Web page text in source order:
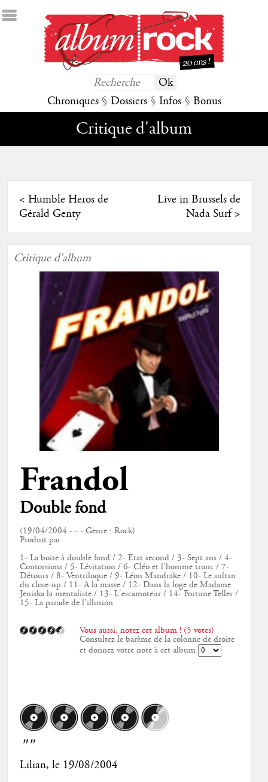
Chroniques § Dossiers § Infos § Bonus
Critique d'album
< Humble Heros de
Gérald Genty
Live in Brussels de
Nada Surf>
Critique d'album
Frandol
Double fond
(19/04/2004 - - - Genre : Rock)
Produit par
1- La boite à double fond / 2- Etat second / 3- Sept ans / 4-
Contorsions / 5- Lévitation / 6- Cléo et l'homme tronc / 7-
Détours / 8- Ventriloque / 9- Léon Mandrake / 10- Le sultan
du close-up / 11- A la masse / 12- Dans la loge de Madame
Jeniska la mentaliste / 13- L'escamoteur / 14- Fortune Teller /
15- La parade de l'illusion
Vous aussi, notez cet album ! (5 votes)
Consultez le barème de la colonne de droite
et donnez votre note à cet album
""
Lilian, le 19/08/2004